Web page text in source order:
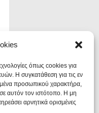
όπως cookies για
Η συγκατάθεση για τις εν
προσωπικού χαρακτήρα,
αυτόν τον ιστότοπο. Η μη
αρνητικά ορισμένες